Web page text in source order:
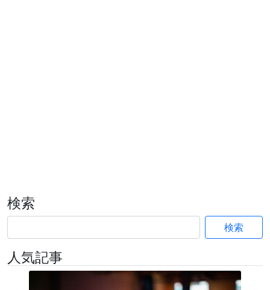
検索
検索
人気記事